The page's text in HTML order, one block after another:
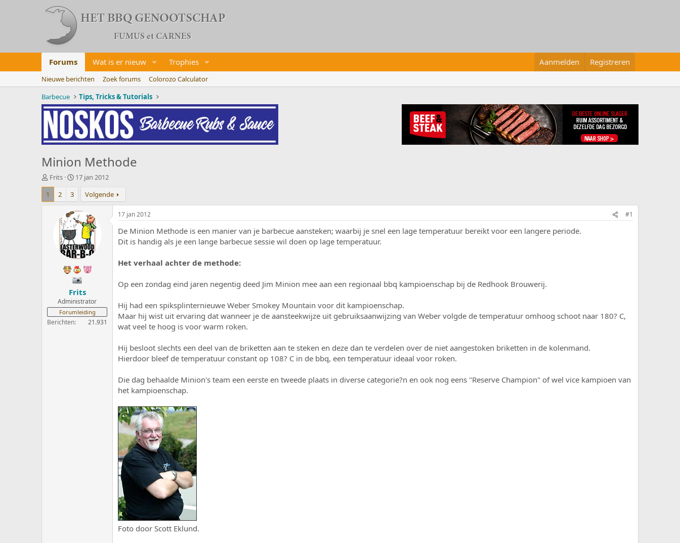
Forums Wat is er nieuw Trophies Aanmelden Registreren
Nieuwe berichten Zoek forums
Colorozo Calculator
Barbecue
Tips, Tricks & Tutorials
Minion Methode
O
n
e
Frits
S
r
t
d
a
u
m
17 jan 2012
1
2 3 Volgende
Frits
Administrator
Forumleiding
Berichten 21.931
17 jan 2012 #1
De Minion Methode is een manier van je barbecue aansteken; waarbij je snel een lage temperatuur bereikt voor een langere periode.
Dit is handig als je een lange barbecue sessie wil doen op lage temperatuur.
Het verhaal achter de methode:
Op een zondag eind jaren negentig deed Jim Minion mee aan een regionaal bbq kampioenschap bij de Redhook Brouwerij.
Hij had een spiksplinternieuwe Weber Smokey Mountain voor dit kampioenschap.
Maar hij wist uit ervaring dat wanneer je de aansteekwijze uit gebruiksaanwijzing van Weber volgde de temperatuur omhoog schoot naar 180? C,
wat veel te hoog is voor warm roken.
Hij besloot slechts een deel van de briketten aan te steken en deze dan te verdelen over de niet aangestoken briketten in de kolenmand.
Hierdoor bleef de temperatuur constant op 108? C in de bbq, een temperatuur ideaal voor roken.
Die dag behaalde Minion's team een eerste en tweede plaats in diverse categorie?n en ook nog eens "Reserve Champion" of wel vice kampioen van
het kampioenschap.
Foto door Scott Eklund.